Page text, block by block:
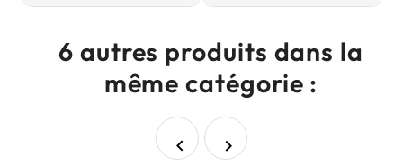
6 autres produits dans la
même catégorie :
 